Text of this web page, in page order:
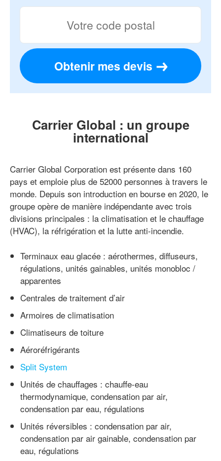
Obtenir mes devis
Carrier Global : un groupe
international
Carrier Global Corporation est présente dans 160
pays et emploie plus de 52000 personnes à travers le
monde. Depuis son introduction en bourse en 2020, le
groupe opère de manière indépendante avec trois
divisions principales : la climatisation et le chauffage
(HVAC), la réfrigération et la lutte anti-incendie.
Terminaux eau glacée : aérothermes, diffuseurs,
régulations, unités gainables, unités monobloc /
apparentes
Centrales de traitement d’air
Armoires de climatisation
Climatiseurs de toiture
Aéroréfrigérants
Split System
Unités de chauffages : chauffe-eau
thermodynamique, condensation par air,
condensation par eau, régulations
Unités réversibles : condensation par air,
condensation par air gainable, condensation par
eau, régulations